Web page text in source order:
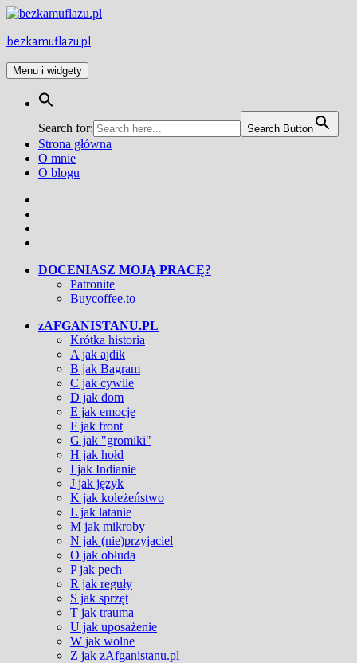
Przejdź
treści
bezkamuflazu.pl
Menu i widgety
Search for: Search Button
Strona główna
O mnie
O blogu
DOCENIASZ MOJĄ PRACĘ?
Patronite
Buycoffee.to
zAFGANISTANU.PL
Krótka historia
A jak ajdik
B jak Bagram
C jak cywile
D jak dom
E jak emocje
F jak front
G jak "gromiki"
H jak hołd
I jak Indianie
J jak język
K jak koleżeństwo
L jak latanie
M jak mikroby
N jak (nie)przyjaciel
O jak obłuda
P jak pech
R jak reguły
S jak sprzęt
T jak trauma
U jak uposażenie
W jak wolne
Z jak zAfganistanu.pl